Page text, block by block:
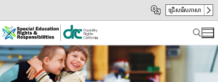
Main
Content
sub
navigation
ជ្រើសរើសភាសា
Search for: